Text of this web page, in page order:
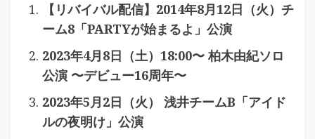
【リバイバル配信】2014年8月12日（火）チ
ーム8「PARTYが始まるよ」公演
2023年4月8日（土）18:00〜 柏木由紀ソロ
公演 〜デビュー16周年〜
2023年5月2日（火） 浅井チームB「アイド
ルの夜明け」公演